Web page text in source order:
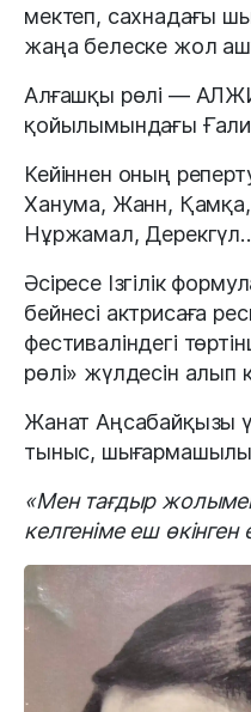
мектеп, сахнадағы
жаңа белеске жол
Алғашқы рөлі —
қойылымындағы
Кейіннен оның
Ханума, Жанн,
Нұржамал,
Әсіресе Ізгілік
бейнесі актрисаға
фестиваліндегі
рөлі» жүлдесін алып
Жанат Аңсабайқызы
тыныс,
«Мен тағдыр
келгеніме еш өкінген